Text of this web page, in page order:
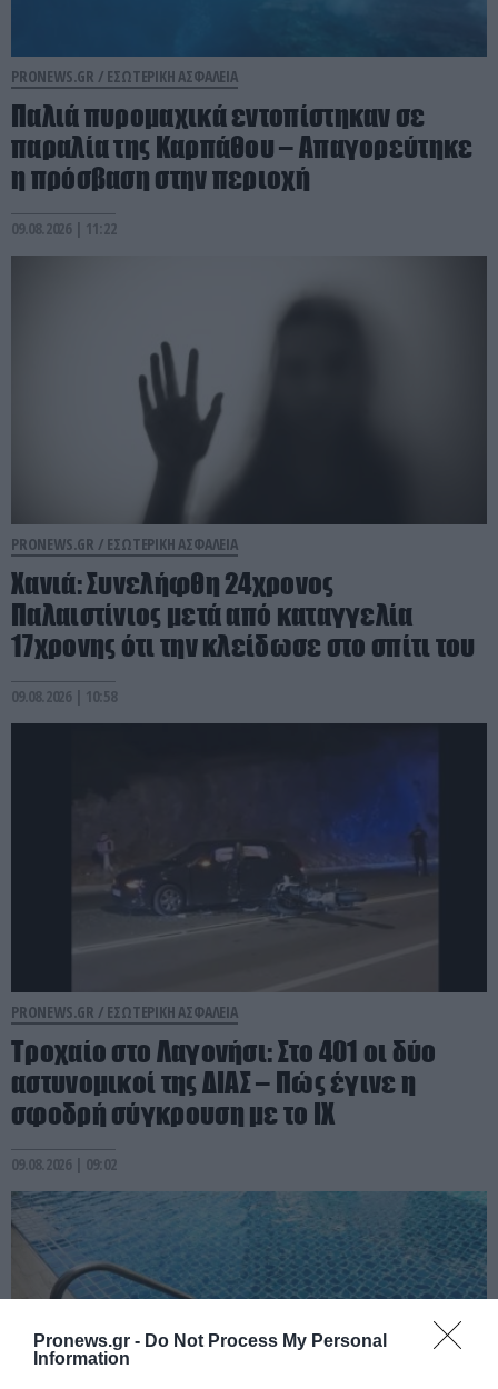
Pronews.gr - Do Not Process My Personal
Information
PRONEWS.GR / ΕΣΩΤΕΡΙΚΗ ΑΣΦΑΛΕΙΑ
Παλιά πυρομαχικά εντοπίστηκαν σε
παραλία της Καρπάθου – Απαγορεύτηκε
η πρόσβαση στην περιοχή
09.08.2026 | 11:22
PRONEWS.GR / ΕΣΩΤΕΡΙΚΗ ΑΣΦΑΛΕΙΑ
Χανιά: Συνελήφθη 24χρονος
Παλαιστίνιος μετά από καταγγελία
17χρονης ότι την κλείδωσε στο σπίτι του
09.08.2026 | 10:58
PRONEWS.GR / ΕΣΩΤΕΡΙΚΗ ΑΣΦΑΛΕΙΑ
Τροχαίο στο Λαγονήσι: Στο 401 οι δύο
αστυνομικοί της ΔΙΑΣ – Πώς έγινε η
σφοδρή σύγκρουση με το ΙΧ
09.08.2026 | 09:02